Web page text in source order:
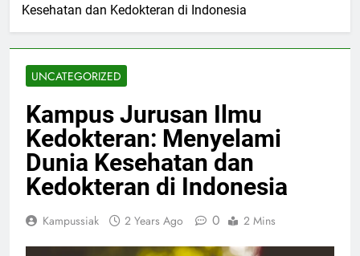
Kesehatan dan Kedokteran di Indonesia
UNCATEGORIZED
Kampus Jurusan Ilmu
Kedokteran: Menyelami
Dunia Kesehatan dan
Kedokteran di Indonesia
Kampussiak 2 Years Ago 0 2 Mins